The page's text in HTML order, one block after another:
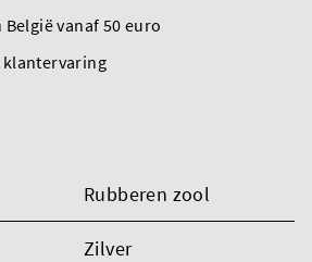
vanaf 50 euro
klantervaring
Rubberen zool
Zilver